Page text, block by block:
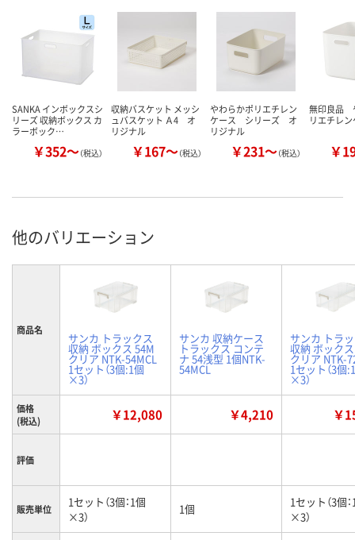
SANKA インボックスシ
リーズ 収納ボックス カ
ラーボック…
￥352～（税込）
収納バスケット メッシ
ュバスケット Ａ4 オ
リジナル
￥167～（税込）
やわらかポリエチレン
ケース シリーズ オ
リジナル
￥231～（税込）
無印良品
リエチレ
￥
他のバリエーション
商品名
サンカ トラックス
収納 ボックス 54M
クリア NTK-54MCL
1セット（3個:1個
×3）
サンカ 収納ケース
トラックス コンテ
ナ 54浅型 1個NTK-
54MCL
サンカ トラ
収納 ボック
クリア NTK-
1セット（3個
×3）
価格
(税込)
￥12,080 ￥4,210 ￥
評価
販売単位
1セット（3個：1個
×3）
1個
1セット（3個
×3）